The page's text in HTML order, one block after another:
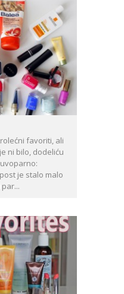
favoriti, ali
ni bilo, dodeliću
je stalo malo